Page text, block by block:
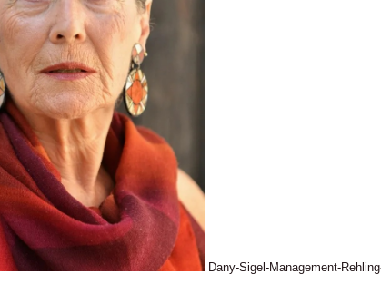
Dany-Sigel-Management-